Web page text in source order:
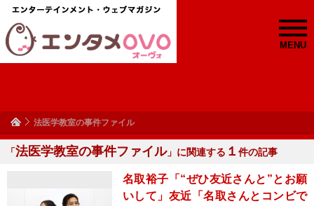
MENU
法医学教室の事件ファイル
「法医学教室の事件ファイル」に関連する １ 件の記事
名取裕子「“ぜひ友近さんと”とお願
いして」友近「名取さんとコンビで